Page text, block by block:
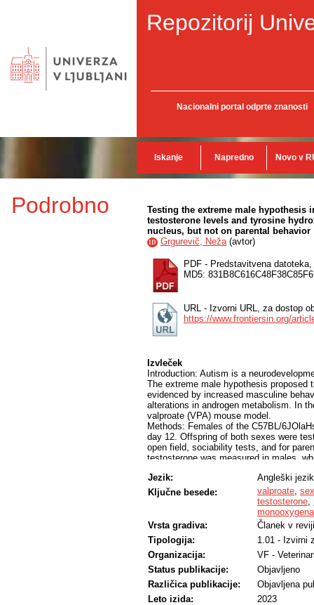
Repozitorij
Nacionalni portal odprte znanosti
Iskanje Napredno Novo v
Podrobno
Testing the extreme male hypothesis
testosterone levels and tyrosine
nucleus, but not on parental behavior
ID Grgurevič, Neža(avtor)
PDF - Predstavitvena datoteka,
MD5:
URL - Izvorni URL, za dostop
https://www.frontiersin.org/
Izvleček
Introduction: Autism is a
The extreme male hypothesis
evidenced by increased masculine
alterations in androgen metabolism. In
valproate (VPA) mouse model.
Methods: Females of the C57BL/
day 12. Offspring of both sexes were
open field, sociability tests, and for
testosterone was measured in males,
Results: VPA treatment significantly
expression in males, whereas the
behavior test none of the pup-oriented
exception was nest quality which was
Discussion: Our results suggest a
but not in females, and this effect could
generalized interpretation of the
the complex effects of VPA.
Jezik:
Angleški jezik
Ključne besede:
valproate,
testosterone,
Vrsta gradiva:
Članek v reviji
Tipologija:
1.01 - Izvirni
Organizacija:
VF -
Status publikacije:
Objavljeno
Različica publikacije:
Objavljena
Leto izida:
2023